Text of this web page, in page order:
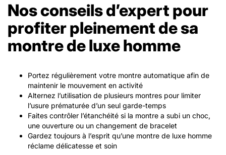
Nos conseils d’expert pour
profiter pleinement de sa
montre de luxe homme
Portez régulièrement votre montre automatique afin de
maintenir le mouvement en activité
Alternez l’utilisation de plusieurs montres pour limiter
l’usure prématurée d’un seul garde-temps
Faites contrôler l’étanchéité si la montre a subi un choc,
une ouverture ou un changement de bracelet
Gardez toujours à l’esprit qu’une montre de luxe homme
réclame délicatesse et soin